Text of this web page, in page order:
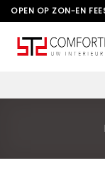
Skip
to
content
OPEN OP ZON-EN